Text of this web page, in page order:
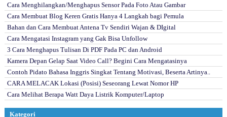
Cara Menghilangkan/Menghapus Sensor Pada Foto Atau Gambar
Cara Membuat Blog Keren Gratis Hanya 4 Langkah bagi Pemula
Bahan dan Cara Membuat Antena Tv Sendiri Wajan & DIgital
Cara Mengatasi Instagram yang Gak Bisa Unfollow
3 Cara Menghapus Tulisan Di PDF Pada PC dan Android
Kamera Depan Gelap Saat Video Call? Begini Cara Mengatasinya
Contoh Pidato Bahasa Inggris Singkat Tentang Motivasi, Beserta Artinya..
CARA MELACAK Lokasi (Posisi) Seseorang Lewat Nomor HP
Cara Melihat Berapa Watt Daya Listrik Komputer/Laptop
Kategori